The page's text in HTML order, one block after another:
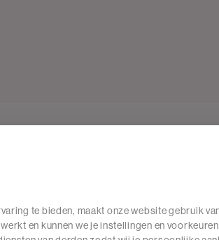
te bieden, maakt onze website gebruik
en kunnen we je instellingen en